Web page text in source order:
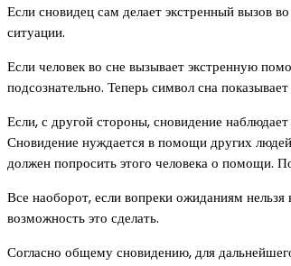
Если сновидец сам делает экстренный вызов
ситуации.
Если человек во сне вызывает экстренную
подсознательно. Теперь символ сна
Если, с другой стороны, сновидение
Сновидение нуждается в помощи других
должен попросить этого человека о помощи.
Все наоборот, если вопреки ожиданиям
возможность это сделать.
Согласно общему сновидению, для